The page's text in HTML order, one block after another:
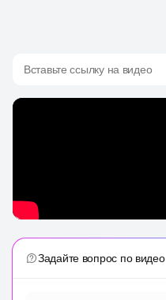
Вставьте ссылку на видео
Задайте вопрос по видео